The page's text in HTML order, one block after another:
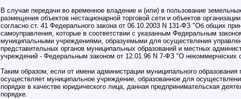
В случае передачи во временное владение и (или) в пользование
размещения объектов нестационарной торговой сети и объектов
согласно ст. 41 Федерального закона от 06.10.2003 N 131-ФЗ "Об общих
самоуправления, которые в соответствии с указанным Федеральным
муниципальными учреждениями, образуемыми для осуществления
представительных органов муниципальных образований и местных
учреждений - Федеральным законом от 12.01.96 N 7-ФЗ "О некоммерческих
Таким образом, если от имени администрации муниципального
осуществляет муниципальное учреждение, образованное для
порядке в качестве юридического лица, данная предпринимательская
порядке.